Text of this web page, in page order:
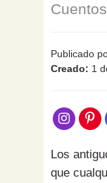
Publicado
Creado: 1
Los
que